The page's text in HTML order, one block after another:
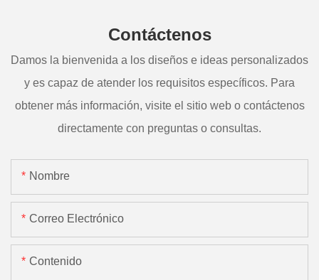
Contáctenos
Damos la bienvenida a los diseños e ideas personalizados
y es capaz de atender los requisitos específicos. Para
obtener más información, visite el sitio web o contáctenos
directamente con preguntas o consultas.
Nombre
Correo Electrónico
Contenido